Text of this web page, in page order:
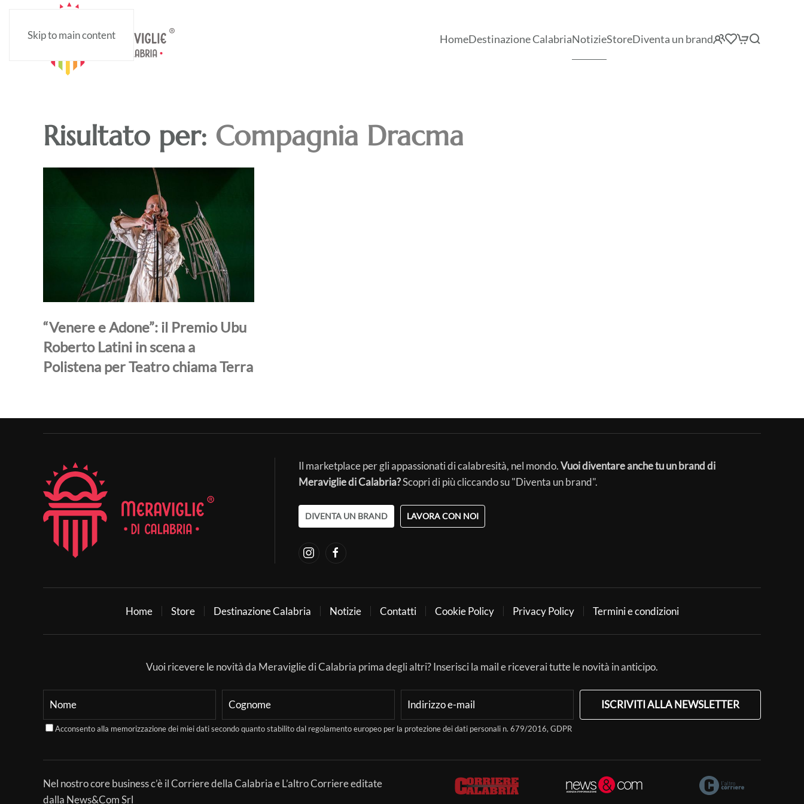
Skip to main content HomeDestinazione CalabriaNotizieStoreDiventa un brand
Risultato per: Compagnia Dracma
“Venere e Adone”: il Premio Ubu
Roberto Latini in scena a
Polistena per Teatro chiama Terra
Il marketplace per gli appassionati di calabresità, nel mondo.Vuoi diventare anche tu un brand di
Meraviglie di Calabria?Scopri di più cliccando su "Diventa un brand".
DIVENTA UN BRAND LAVORA CON NOI
Home Store Destinazione Calabria Notizie Contatti Cookie Policy Privacy Policy Termini e condizioni
Vuoi ricevere le novità da Meraviglie di Calabria prima degli altri? Inserisci la mail e riceverai tutte le novità in anticipo.
ISCRIVITI ALLA NEWSLETTER
Acconsento alla memorizzazione dei miei dati secondo quanto stabilito dal regolamento europeo per la protezione dei dati personali n. 679/2016, GDPR
Nel nostro core business c’è il Corriere della Calabria e L’altro Corriere editate
dalla News&Com Srl